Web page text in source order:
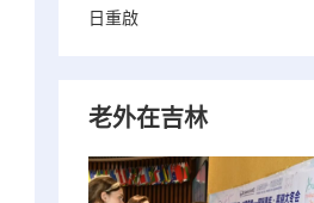
日重啟
老外在吉林